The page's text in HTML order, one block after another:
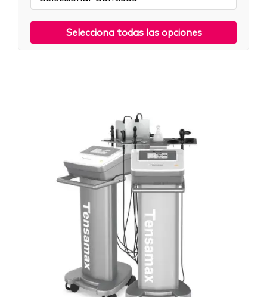
Selecciona todas las opciones